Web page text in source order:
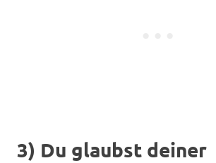
3) Du glaubst deiner